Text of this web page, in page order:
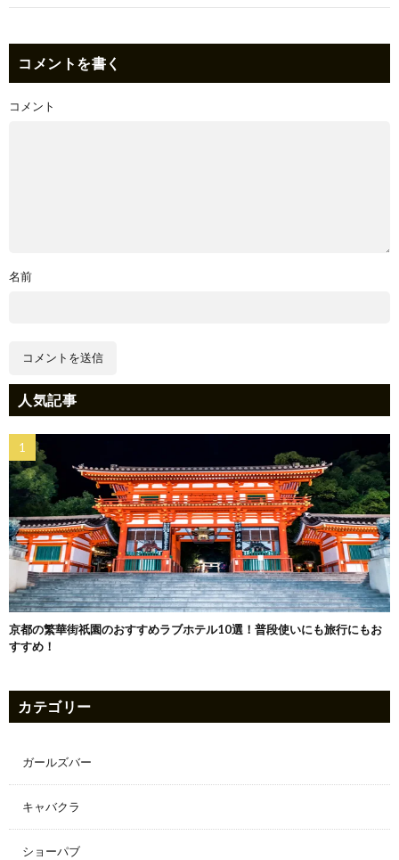
コメントを書く
コメント
名前
人気記事
京都の繁華街祇園のおすすめラブホテル10選！普段使いにも旅行にもお
すすめ！
カテゴリー
ガールズバー
キャバクラ
ショーパブ